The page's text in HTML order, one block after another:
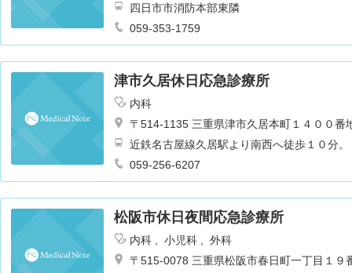
四日市市消防本部東隣
059-353-1759
津市久居休日応急診療所
内科
〒514-1135 三重県津市久居本町１４００番
近鉄名古屋線久居駅より南西へ徒歩１０分。
059-256-6207
松阪市休日夜間応急診療所
内科 小児科
外科
〒515-0078 三重県松阪市春日町一丁目１９